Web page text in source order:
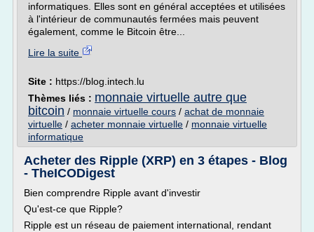
informatiques. Elles sont en général acceptées et utilisées
à l'intérieur de communautés fermées mais peuvent
également, comme le Bitcoin être...
Lire la suite
Site : https://blog.intech.lu
Thèmes liés : monnaie virtuelle autre que
bitcoin / monnaie virtuelle cours / achat de monnaie
virtuelle / acheter monnaie virtuelle / monnaie virtuelle
informatique
Acheter des Ripple (XRP) en 3 étapes - Blog
- TheICODigest
Bien comprendre Ripple avant d'investir
Qu'est-ce que Ripple?
Ripple est un réseau de paiement international, rendant